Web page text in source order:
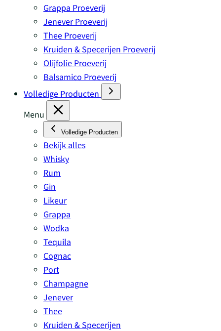
Grappa Proeverij
Jenever Proeverij
Thee Proeverij
Kruiden & Specerijen Proeverij
Olijfolie Proeverij
Balsamico Proeverij
Volledige Producten
Menu
Volledige Producten
Bekijk alles
Whisky
Rum
Gin
Likeur
Grappa
Wodka
Tequila
Cognac
Port
Champagne
Jenever
Thee
Kruiden & Specerijen